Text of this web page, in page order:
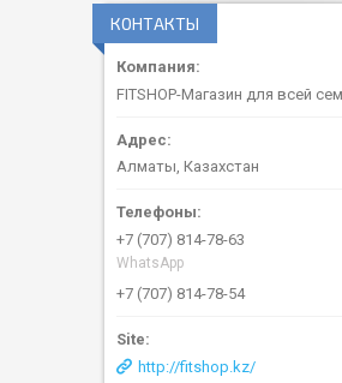
КОНТАКТЫ
FITSHOP-Магазин для всей
Алматы, Казахстан
+7 (707) 814-78-63
WhatsApp
+7 (707) 814-78-54
http://fitshop.kz/